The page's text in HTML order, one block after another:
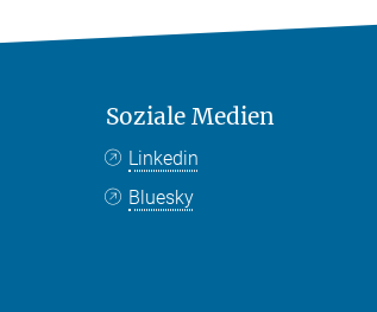
Soziale Medien
Linkedin
Bluesky